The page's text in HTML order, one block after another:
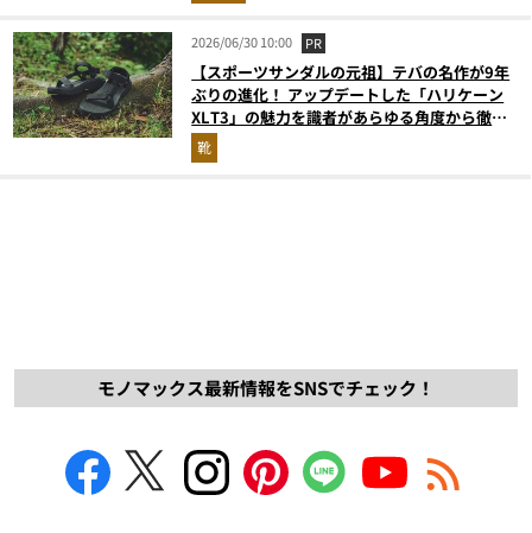
2026/06/30 10:00 PR
【スポーツサンダルの元祖】テバの名作が9年
ぶりの進化！ アップデートした「ハリケーン
XLT3」の魅力を識者があらゆる角度から徹底
解説！
靴
モノマックス最新情報をSNSでチェック！